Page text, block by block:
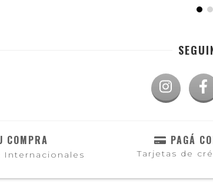
COMPRA
Internacionales
PAGÁ
Tarjetas de